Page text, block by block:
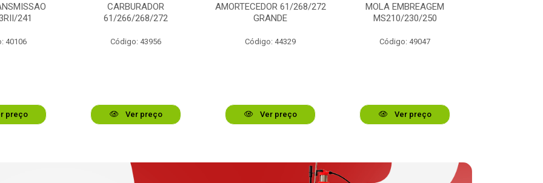
241
40106
preço
CARBURADOR
61/266/268/272
Código: 43956
Ver preço
AMORTECEDOR 61/268/272
GRANDE
Código: 44329
Ver preço
MOLA EMBREAGEM
MS210/230/250
Código: 49047
Ver preço